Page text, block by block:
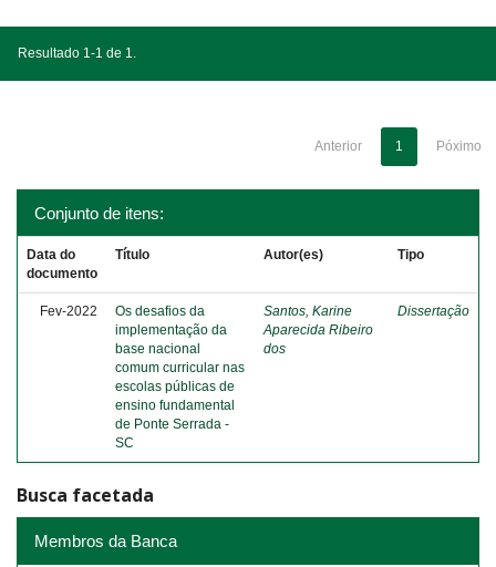
Resultado 1-1 de 1.
Anterior 1 Póximo
Conjunto de itens:
Data do
documento
Título Autor(es) Tipo
Fev-2022
Os desafios da
implementação da
base nacional
comum curricular nas
escolas públicas de
ensino fundamental
de Ponte Serrada -
SC
Santos, Karine
Aparecida Ribeiro
dos
Dissertação
Busca facetada
Membros da Banca